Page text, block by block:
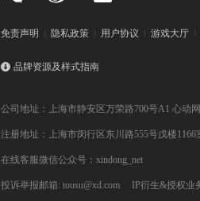
免责声明 隐私政策 用户协议 游戏大厅
品牌资源及样式指南
公司地址：上海市静安区万荣路700号A1 心动
注册地址：上海市闵行区东川路555号戊楼1166
在线客服微信公众号：xindong_net
投诉举报邮箱: tousu@xd.com IP衍生&授权业